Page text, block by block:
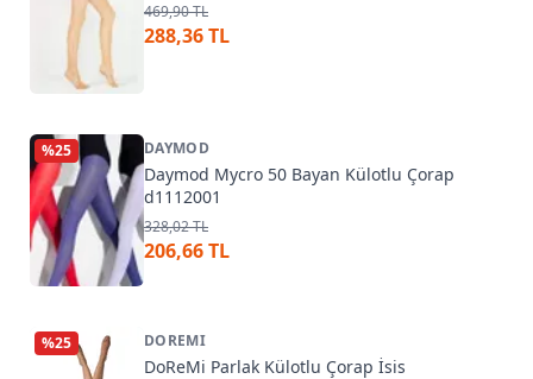
469,90 TL
288,36 TL
%25 DAYMOD
Daymod Mycro 50 Bayan Külotlu Çorap
d1112001
328,02 TL
206,66 TL
%25 DOREMI
DoReMi Parlak Külotlu Çorap İsis